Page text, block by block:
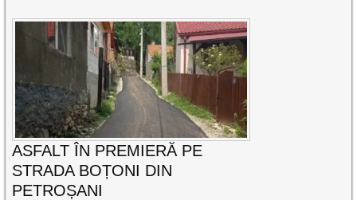
ASFALT ÎN PREMIERĂ PE
STRADA BOȚONI DIN
PETROȘANI